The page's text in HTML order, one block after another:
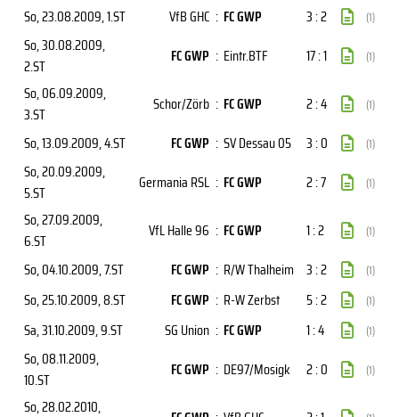
So, 23.08.2009, 1.ST VfB GHC : FC GWP 3 : 2 (1)
So, 30.08.2009,
2.ST
FC GWP : Eintr.BTF 17 : 1 (1)
So, 06.09.2009,
3.ST
Schor/Zörb : FC GWP 2 : 4 (1)
So, 13.09.2009, 4.ST FC GWP : SV Dessau 05 3 : 0 (1)
So, 20.09.2009,
5.ST
Germania RSL : FC GWP 2 : 7 (1)
So, 27.09.2009,
6.ST
VfL Halle 96 : FC GWP 1 : 2 (1)
So, 04.10.2009, 7.ST FC GWP : R/W Thalheim 3 : 2 (1)
So, 25.10.2009, 8.ST FC GWP : R-W Zerbst 5 : 2 (1)
Sa, 31.10.2009, 9.ST SG Union : FC GWP 1 : 4 (1)
So, 08.11.2009,
10.ST
FC GWP : DE97/Mosigk 2 : 0 (1)
So, 28.02.2010,